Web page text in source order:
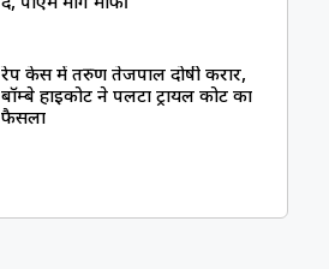
दें, पीएम मांगें माफी
रेप केस में तरुण तेजपाल दोषी करार,
बॉम्बे हाईकोर्ट ने पलटा ट्रायल कोर्ट का
फैसला